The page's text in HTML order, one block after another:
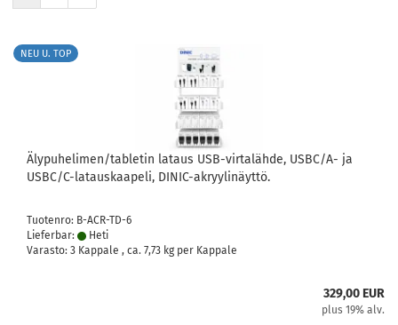
NEU U. TOP
Älypuhelimen/tabletin lataus USB-virtalähde, USBC/A- ja
USBC/C-latauskaapeli, DINIC-akryylinäyttö.
Tuotenro: B-ACR-TD-6
Lieferbar:
Heti
Varasto: 3 Kappale , ca. 7,73 kg per Kappale
329,00 EUR
plus 19% alv.